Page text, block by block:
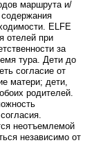
маршрута и/
ELFE
отелей при
за
тура. Дети до
согласие от
матери; дети,
родителей.
неотъемлемой
независимо от